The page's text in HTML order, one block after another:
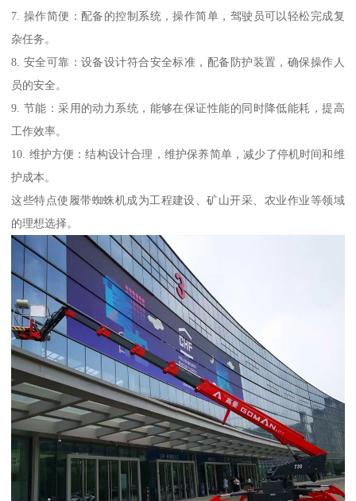
7. 操作简便：配备的控制系统，操作简单，驾驶员可以轻松完成复
杂任务。
8. 安全可靠：设备设计符合安全标准，配备防护装置，确保操作人
员的安全。
9. 节能：采用的动力系统，能够在保证性能的同时降低能耗，提高
工作效率。
10. 维护方便：结构设计合理，维护保养简单，减少了停机时间和维
护成本。
这些特点使履带蜘蛛机成为工程建设、矿山开采、农业作业等领域
的理想选择。